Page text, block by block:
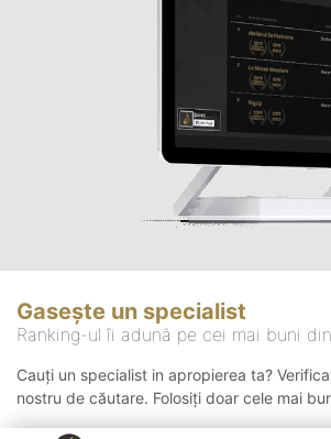
Gasește un specialist
Ranking-ul îi adună pe cei mai buni
Cauți un specialist in apropierea ta?
nostru de căutare. Folosiți doar cele mai